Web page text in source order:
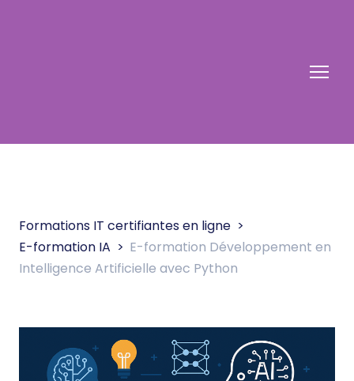
Formations IT certifiantes en ligne
E-formation IA
E-formation Développement en
Intelligence Artificielle avec Python